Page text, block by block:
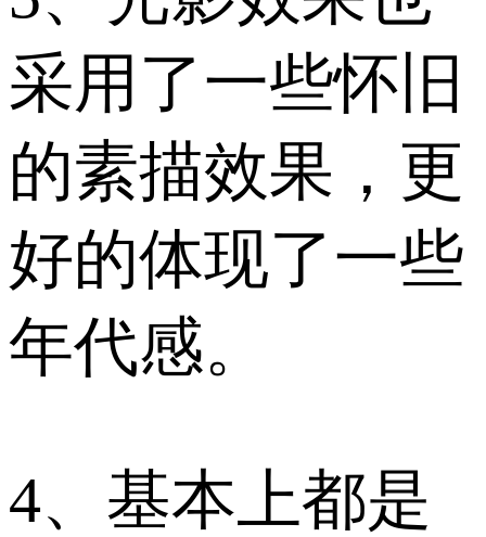
采用了一些怀旧
的素描效果，更
好的体现了一些
年代感。
4、基本上都是